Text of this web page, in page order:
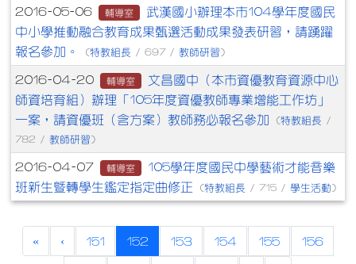
2016-05-06 輔導室
武漢國小辦理本市104學年度國民
中小學推動融合教育成果甄選活動成果發表研習，請踴躍
報名參加。
(特教組長 / 697 / 教師研習 )
2016-04-20 輔導室
文昌國中（本市資優教育資源中心
師資培育組）辦理「105年度資優教師專業增能工作坊」
一案，請資優班（含方案）教師務必報名參加
(特教組長 /
782 / 教師研習 )
2016-04-07 輔導室
105學年度國民中學藝術才能音樂
班新生暨轉學生鑑定指定曲修正
(特教組長 / 715 / 學生活動 )
« ‹ 151 152 (current)
153 154 155 156